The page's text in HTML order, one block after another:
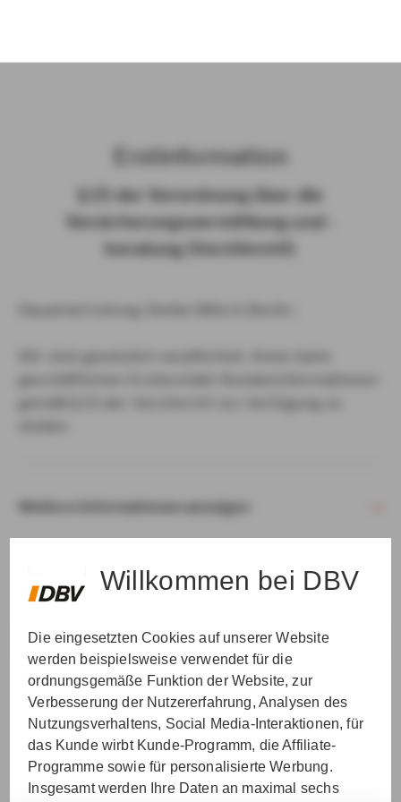
Willkommen bei DBV
Die eingesetzten Cookies auf unserer Website
werden beispielsweise verwendet für die
ordnungsgemäße Funktion der Website, zur
Verbesserung der Nutzererfahrung, Analysen des
Nutzungsverhaltens, Social Media-Interaktionen, für
das Kunde wirbt Kunde-Programm, die Affiliate-
Programme sowie für personalisierte Werbung.
Insgesamt werden Ihre Daten an maximal sechs
Erst­in­for­ma­ti­on
§ 15 der Ver­ord­nung über die
Ver­si­che­rungs­ver­mitt­lung und -​
beratung (Vers­VermV)
Weitere Informationen anzeigen
VER­STAN­DEN & WEI­TER